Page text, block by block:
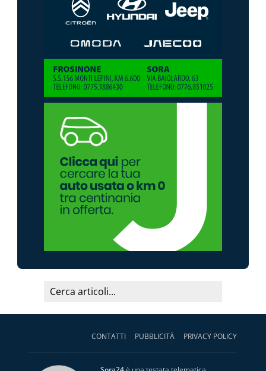
CONTATTI PUBBLICITÀ PRIVACY POLICY